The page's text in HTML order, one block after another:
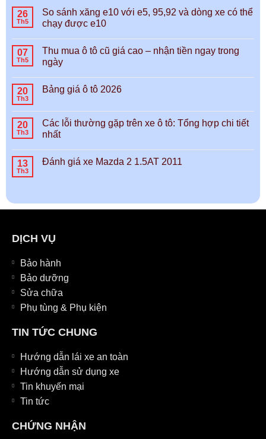
26
Th5
So sánh xăng e10 với e5, 95,92 và dòng xe có thể
chạy được e10
07
Th5
Thu mua ô tô cũ giá cao – nhận tiền ngay trong
ngày
20
Th3
Bảng giá ô tô 2026
20
Th3
Các lỗi thường gặp trên xe ô tô: Tổng hợp chi tiết
nhất
13
Th3
Đánh giá xe Mazda 2 1.5AT 2011
DỊCH VỤ
Bảo hành
Bảo dưỡng
Sửa chữa
Phụ tùng & Phụ kiện
TIN TỨC CHUNG
Hướng dẫn lái xe an toàn
Hướng dẫn sử dụng xe
Tin khuyến mại
Tin tức
CHỨNG NHẬN